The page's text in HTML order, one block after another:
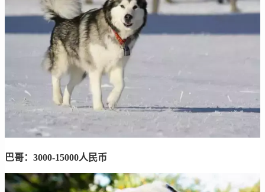
巴哥：3000-15000人民币